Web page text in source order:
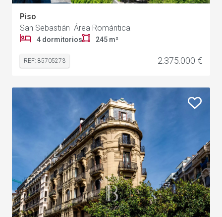
Piso
San Sebastián Área Romántica
4 dormitorios 245 m²
REF: 85705273 2.375.000 €